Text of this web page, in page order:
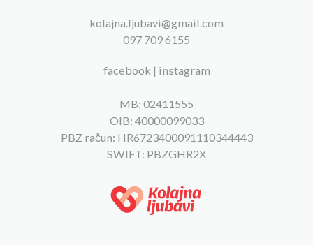
kolajna.ljubavi@gmail.com
097 709 6155
facebook | instagram
MB: 02411555
OIB: 40000099033
PBZ račun: HR6723400091110344443
SWIFT: PBZGHR2X